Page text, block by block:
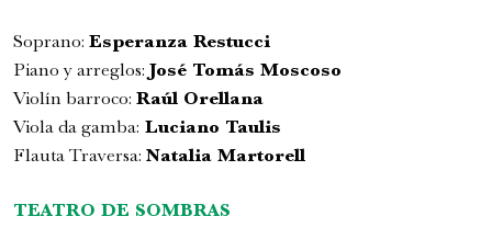
Soprano: Esperanza Restucci
Piano y arreglos: José Tomás Moscoso
Violín barroco: Raúl Orellana
Viola da gamba: Luciano Taulis
Flauta Traversa: Natalia Martorell
TEATRO DE SOMBRAS